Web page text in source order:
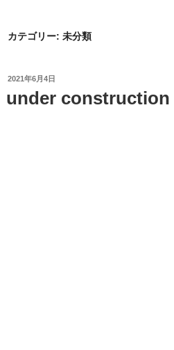
カテゴリー: 未分類
投
日:
2021年6月4日
under construction